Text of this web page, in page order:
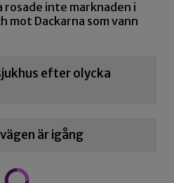
rosade inte marknaden i
mot Dackarna som vann
efter olycka
är igång